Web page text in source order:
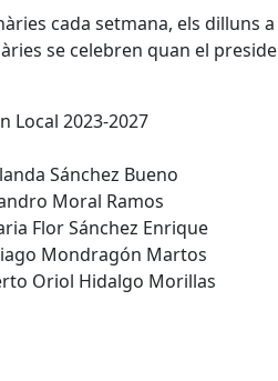
cada setmana, els dilluns a
se celebren quan el
Local 2023-2027
Sánchez Bueno
Moral Ramos
Flor Sánchez Enrique
Mondragón Martos
Oriol Hidalgo Morillas